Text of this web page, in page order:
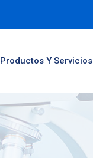
Productos Y Servicios